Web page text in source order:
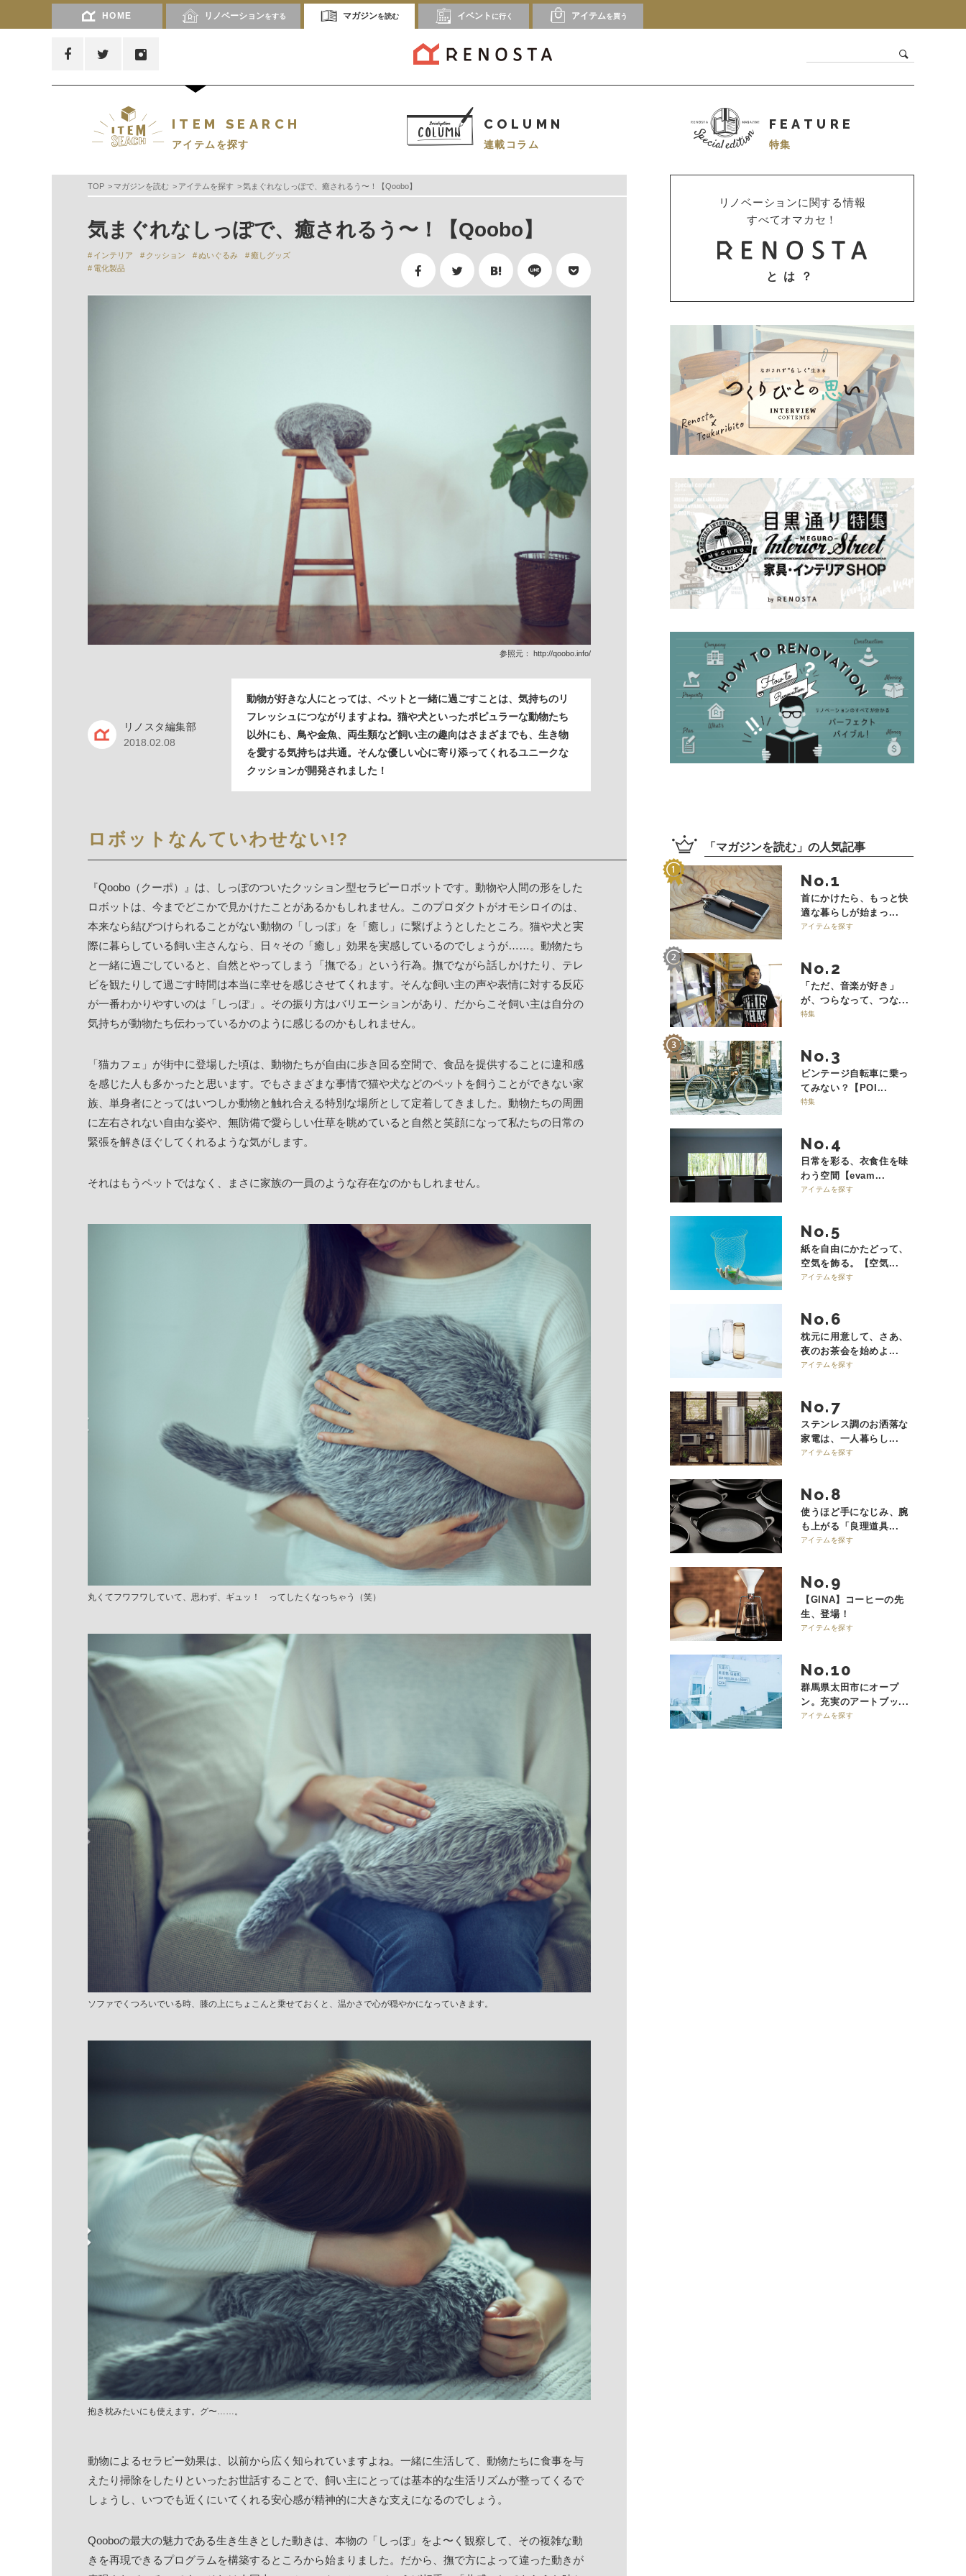
HOME リノベーションをする マガジンを読む イベント に行く アイテムを買う
ITEM SEARCH
アイテムを探す
COLUMN
連載コラム
FEATURE
特集
TOP マガジンを読む アイテムを探す 気まぐれなしっぽで、癒されるう〜！【Qoobo】
気まぐれなしっぽで、癒されるう〜！【Qoobo】
インテリア クッション ぬいぐるみ
癒しグッズ
電化製品
参照元： http://qoobo.info/
リノスタ編集部
2018.02.08
動物が好きな人にとっては、ペットと一緒に過ごすことは、気持ちのリ
フレッシュにつながりますよね。猫や犬といったポピュラーな動物たち
以外にも、鳥や金魚、両生類など飼い主の趣向はさまざまでも、生き物
を愛する気持ちは共通。そんな優しい心に寄り添ってくれるユニークな
クッションが開発されました！
ロボットなんていわせない!?
『Qoobo（クーポ）』は、しっぽのついたクッション型セラピーロボットです。動物や人間の形をした
ロボットは、今までどこかで見かけたことがあるかもしれません。このプロダクトがオモシロイのは、
本来なら結びつけられることがない動物の「しっぽ」を「癒し」に繋げようとしたところ。猫や犬と実
際に暮らしている飼い主さんなら、日々その「癒し」効果を実感しているのでしょうが……。動物たち
と一緒に過ごしていると、自然とやってしまう「撫でる」という行為。撫でながら話しかけたり、テレ
ビを観たりして過ごす時間は本当に幸せを感じさせてくれます。そんな飼い主の声や表情に対する反応
が一番わかりやすいのは「しっぽ」。その振り方はバリエーションがあり、だからこそ飼い主は自分の
気持ちが動物たち伝わっているかのように感じるのかもしれません。
「猫カフェ」が街中に登場した頃は、動物たちが自由に歩き回る空間で、食品を提供することに違和感
を感じた人も多かったと思います。でもさまざまな事情で猫や犬などのペットを飼うことができない家
族、単身者にとってはいつしか動物と触れ合える特別な場所として定着してきました。動物たちの周囲
に左右されない自由な姿や、無防備で愛らしい仕草を眺めていると自然と笑顔になって私たちの日常の
緊張を解きほぐしてくれるような気がします。
それはもうペットではなく、まさに家族の一員のような存在なのかもしれません。
丸くてフワフワしていて、思わず、ギュッ！ ってしたくなっちゃう（笑）
ソファでくつろいでいる時、膝の上にちょこんと乗せておくと、温かさで心が穏やかになっていきます。
抱き枕みたいにも使えます。グ〜……。
動物によるセラピー効果は、以前から広く知られていますよね。一緒に生活して、動物たちに食事を与
えたり掃除をしたりといったお世話することで、飼い主にとっては基本的な生活リズムが整ってくるで
しょうし、いつでも近くにいてくれる安心感が精神的に大きな支えになるのでしょう。
Qooboの最大の魅力である生き生きとした動きは、本物の「しっぽ」をよ〜く観察して、その複雑な動
きを再現できるプログラムを構築するところから始まりました。だから、撫で方によって違った動きが
リノベーションに関する情報
すべてオマカセ！
とは？
「 マガジンを読む 」の人気記事
No.
首にかけたら、もっと快
適な暮らしが始まっ...
アイテムを探す
No.
「ただ、音楽が好き」
が、つらなって、つな...
特集
No.
ビンテージ自転車に乗っ
てみない？【POI...
特集
No.
日常を彩る、衣食住を味
わう空間【evam...
アイテムを探す
No.
紙を自由にかたどって、
空気を飾る。【空気...
アイテムを探す
No.
枕元に用意して、さあ、
夜のお茶会を始めよ...
アイテムを探す
No.
ステンレス調のお洒落な
家電は、一人暮らし...
アイテムを探す
No.
使うほど手になじみ、腕
も上がる「良理道具...
アイテムを探す
No.
【GINA】コーヒーの先
生、登場！
アイテムを探す
No.
群馬県太田市にオープ
ン。充実のアートブッ...
アイテムを探す